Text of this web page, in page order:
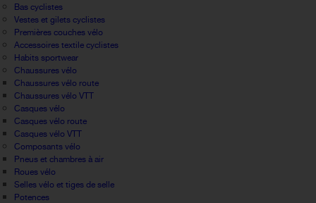
Bas cyclistes
Vestes et gilets cyclistes
Premières couches vélo
Accessoires textile cyclistes
Habits sportwear
Chaussures vélo
Chaussures vélo route
Chaussures vélo VTT
Casques vélo
Casques vélo route
Casques vélo VTT
Composants vélo
Pneus et chambres à air
Roues vélo
Selles vélo et tiges de selle
Potences